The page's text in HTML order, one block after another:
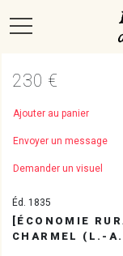
230 €
Ajouter au panier
Envoyer un message
Demander un visuel
Éd. 1835
[ÉCONOMIE
CHARMEL (L.-